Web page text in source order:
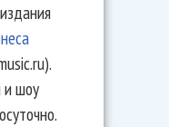
и шоу